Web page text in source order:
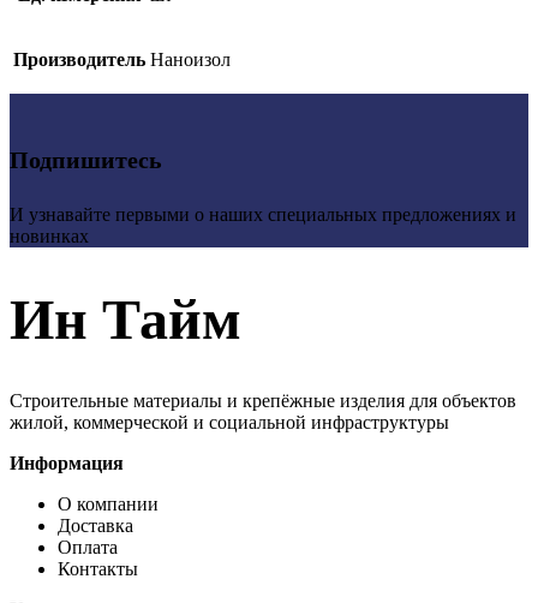
Производитель Наноизол
Подпишитесь
И узнавайте первыми о наших специальных предложениях и
новинках
Ин Тайм
Строительные материалы и крепёжные изделия для объектов
жилой, коммерческой и социальной инфраструктуры
Информация
О компании
Доставка
Оплата
Контакты